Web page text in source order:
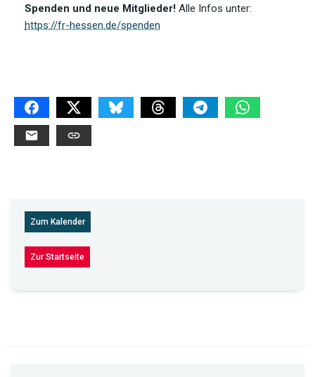
Spenden und neue Mitglieder! Alle Infos unter:
https://fr-hessen.de/spenden
Zum Kalender
Zur Startseite